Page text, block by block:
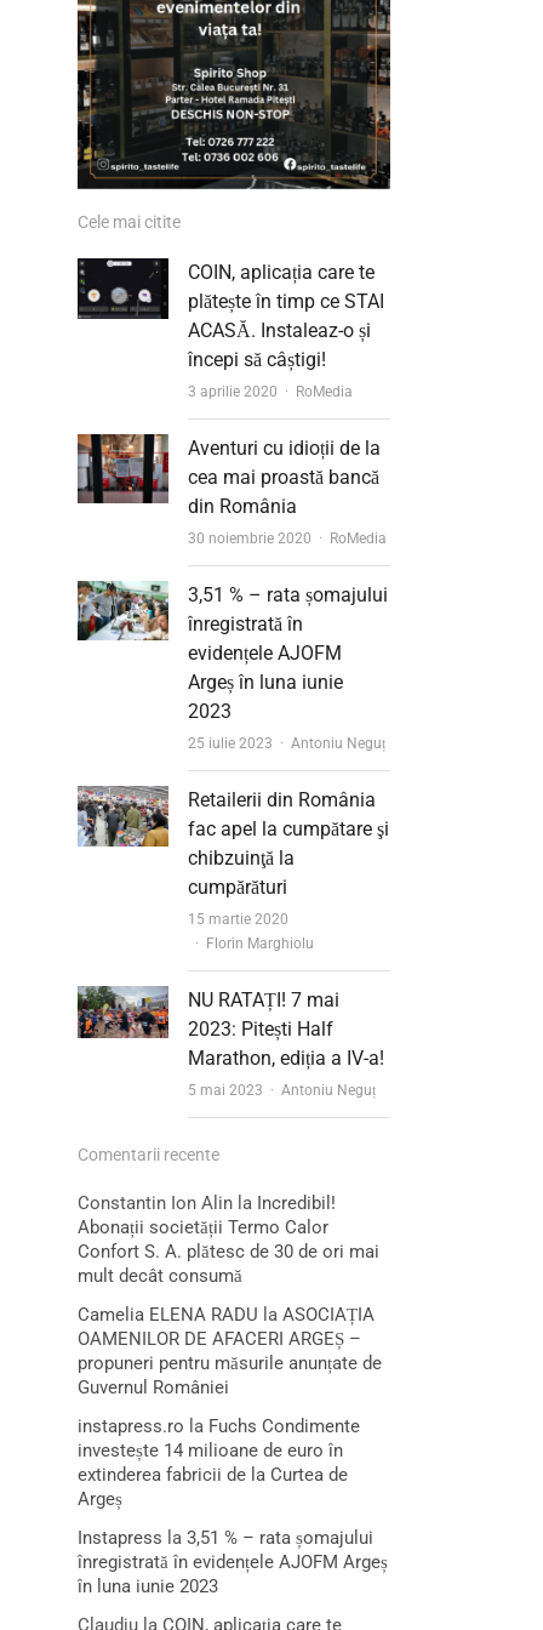
Cele mai citite
COIN, aplicația care te
plătește în timp ce STAI
ACASĂ. Instaleaz-o și
începi să câștigi!
3 aprilie 2020 Author
RoMedia
Aventuri cu idioții de la
cea mai proastă bancă
din România
30 noiembrie 2020 Author
RoMedia
3,51 % – rata șomajului
înregistrată în
evidențele AJOFM
Argeș în luna iunie
2023
25 iulie 2023 Author
Antoniu Neguț
Retailerii din România
fac apel la cumpătare şi
chibzuinţă la
cumpărături
15 martie 2020
Author
Florin Marghiolu
NU RATAȚI! 7 mai
2023: Pitești Half
Marathon, ediția a IV-a!
5 mai 2023 Author
Antoniu Neguț
Comentarii recente
Constantin Ion Alin la Incredibil!
Abonații societății Termo Calor
Confort S. A. plătesc de 30 de ori mai
mult decât consumă
Camelia ELENA RADU la ASOCIAȚIA
OAMENILOR DE AFACERI ARGEȘ –
propuneri pentru măsurile anunțate de
Guvernul României
instapress.ro la Fuchs Condimente
investește 14 milioane de euro în
extinderea fabricii de la Curtea de
Argeș
Instapress la 3,51 % – rata șomajului
înregistrată în evidențele AJOFM Argeș
în luna iunie 2023
Claudiu la COIN, aplicația care te